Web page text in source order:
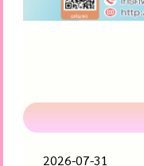
2026-07-31